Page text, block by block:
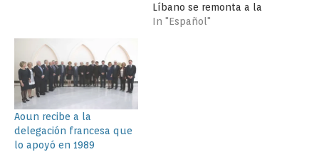
Líbano se remonta a la
época anterior cuando
In "Español"
Aoun recibe a la
delegación francesa que
lo apoyó en 1989